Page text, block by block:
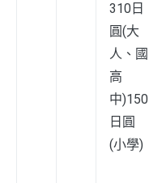
310日
圓(大
人、國
高
中)150
日圓
(小學)